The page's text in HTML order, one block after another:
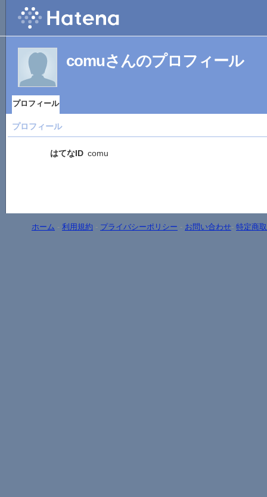
comuさんのプロフィール
プロフィール
プロフィール
はてなID comu
ホーム - 利用規約 - プライバシーポリシー - お問い合わせ- 特定商